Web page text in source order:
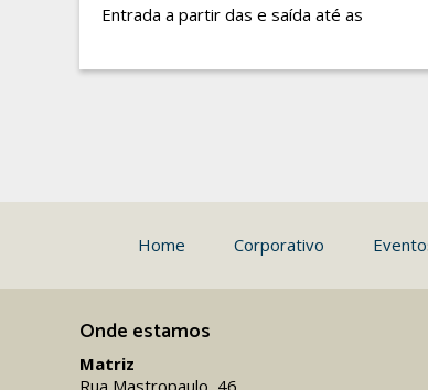
Entrada a partir das e saída até as
Home Corporativo
Onde estamos
Matriz
Rua Mastropaulo, 46